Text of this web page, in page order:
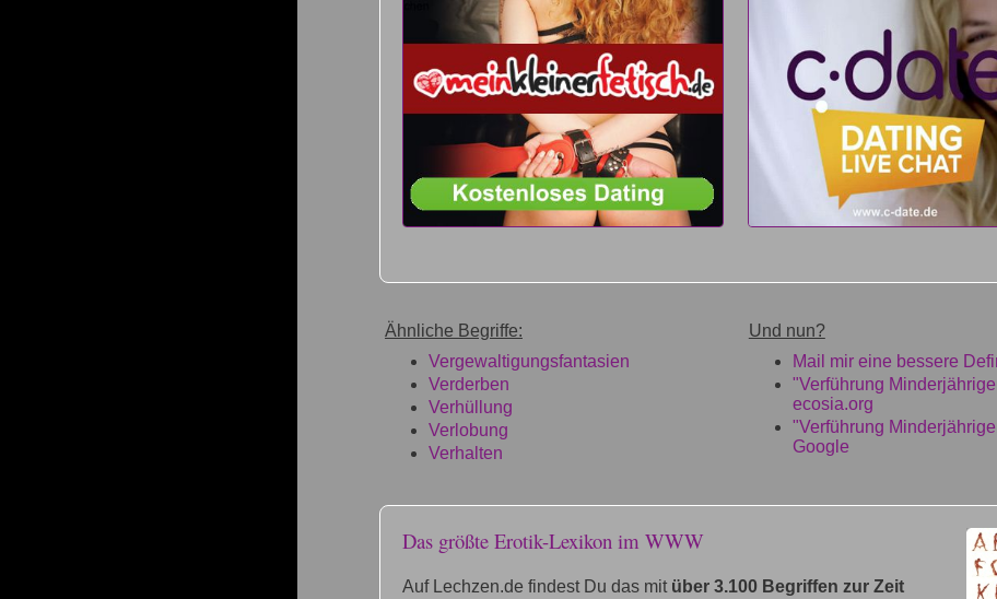
Ähnliche Begriffe:
Vergewaltigungsfantasien
Verderben
Verhüllung
Verlobung
Verhalten
Und nun?
Mail mir eine bessere
"Verführung
ecosia.org
"Verführung
Google
Das größte Erotik-Lexikon im WWW
Auf Lechzen.de findest Du das mit über 3.100 Begriffen zur Zeit